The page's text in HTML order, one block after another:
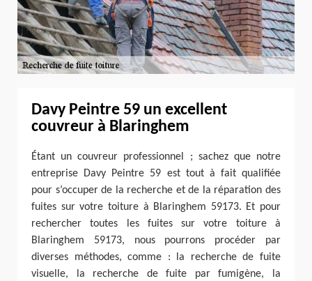
Davy Peintre 59 un excellent
couvreur à Blaringhem
Étant un couvreur professionnel ; sachez que notre
entreprise Davy Peintre 59 est tout à fait qualifiée
pour s’occuper de la recherche et de la réparation des
fuites sur votre toiture à Blaringhem 59173. Et pour
rechercher toutes les fuites sur votre toiture à
Blaringhem 59173, nous pourrons procéder par
diverses méthodes, comme : la recherche de fuite
visuelle, la recherche de fuite par fumigène, la